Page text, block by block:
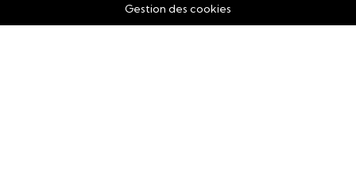
Gestion des cookies